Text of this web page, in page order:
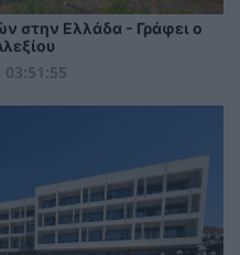
στην Ελλάδα - Γράφει ο
03:51:55